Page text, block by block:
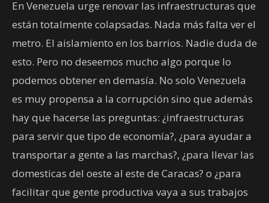
En Venezuela urge renovar las infraestructuras que
están totalmente colapsadas. Nada más falta ver el
metro. El aislamiento en los barrios. Nadie duda de
esto. Pero no deseemos mucho algo porque lo
podemos obtener en demasía. No solo Venezuela
es muy propensa a la corrupción sino que además
hay que hacerse las preguntas: ¿infraestructuras
para servir que tipo de economía?, ¿para ayudar a
transportar a gente a las marchas?, ¿para llevar las
domesticas del oeste al este de Caracas? o ¿para
facilitar que gente productiva vaya a sus trabajos